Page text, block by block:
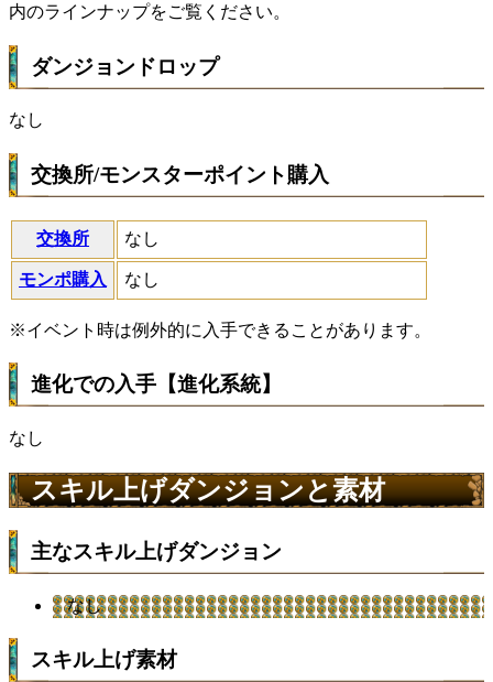
内のラインナップをご覧ください。
ダンジョンドロップ
なし
交換所/モンスターポイント購入
交換所 なし
モンポ購入 なし
※イベント時は例外的に入手できることがあります。
進化での入手【進化系統】
なし
スキル上げダンジョンと素材
主なスキル上げダンジョン
なし
スキル上げ素材